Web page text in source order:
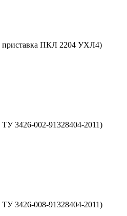
ПКЛ 2204 УХЛ4)
3426-002-91328404-2011)
3426-008-91328404-2011)